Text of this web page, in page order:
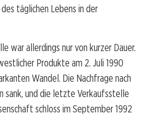
täglichen Lebens in der
war allerdings nur von kurzer Dauer.
Produkte am 2. Juli 1990
Wandel. Die Nachfrage nach
sank, und die letzte Verkaufsstelle
schloss im September 1992